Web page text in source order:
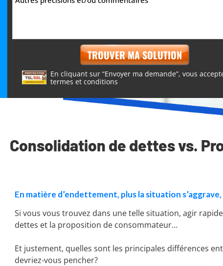
En cliquant sur “Envoyer ma demande”, vous
termes et conditions
Consolidation de dettes vs.
En matière d’endettement, plus la situation
Si vous vous trouvez dans une telle situation, agir
dettes et la proposition de consommateur…
Et justement, quelles sont les principales différences
devriez-vous pencher?